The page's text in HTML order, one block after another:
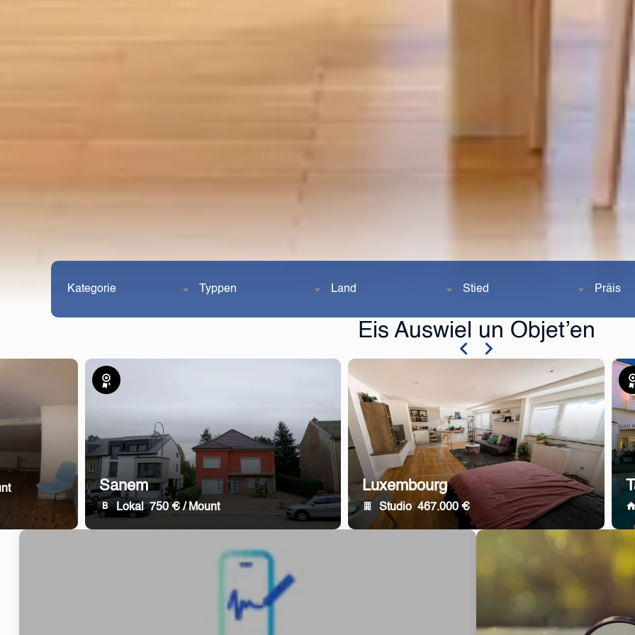
Kategorie Typpen Land Stied Präis
Eis Auswiel un Objet’en
Sanem
Lokal 750 € / Mount
Luxembourg
Studio 467.000 €